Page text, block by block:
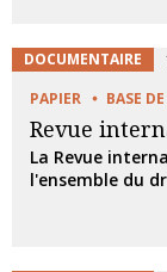
DOCUMENTAIRE
PAPIER
BASE
Revue
La Revue
l'ensemble du